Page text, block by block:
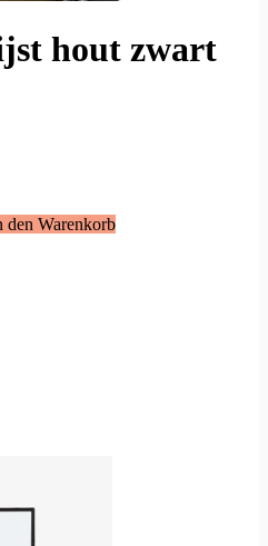
hout zwart
den Warenkorb